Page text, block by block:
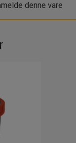
denne vare